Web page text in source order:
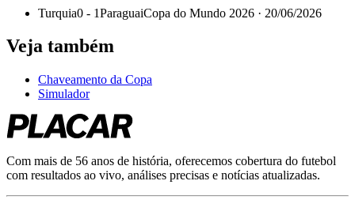
Turquia0 - 1ParaguaiCopa do Mundo 2026 · 20/06/2026
Veja também
Chaveamento da Copa
Simulador
Com mais de 56 anos de história, oferecemos cobertura do futebol
com resultados ao vivo, análises precisas e notícias atualizadas.